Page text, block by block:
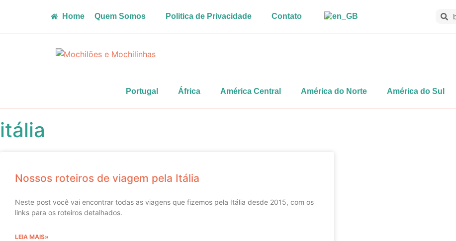
Home Quem Somos Politica de Privacidade Contato
Portugal África América Central América do Norte América do Sul
itália
Nossos roteiros de viagem pela Itália
Neste post você vai encontrar todas as viagens que fizemos pela Itália desde 2015, com os
links para os roteiros detalhados.
LEIA MAIS»